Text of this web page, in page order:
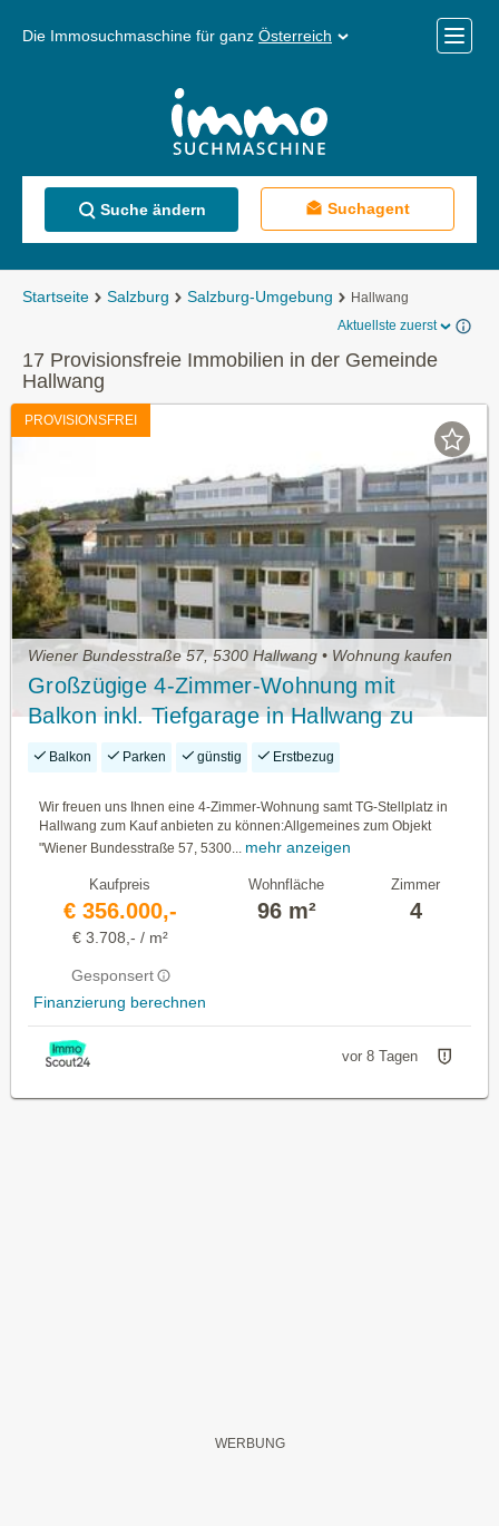
Die Immosuchmaschine für ganz Österreich
Menü
Suche ändern Suchagent
Startseite Salzburg Salzburg-Umgebung
Hallwang
Aktuellste zuerst
17 Provisionsfreie Immobilien in der Gemeinde
Hallwang
PROVISIONSFREI
Wiener Bundesstraße 57, 5300 Hallwang • Wohnung kaufen
Großzügige 4-Zimmer-Wohnung mit
Balkon inkl. Tiefgarage in Hallwang zu
verkaufen
Balkon Parken günstig Erstbezug
Wir freuen uns Ihnen eine 4-Zimmer-Wohnung samt TG-Stellplatz in
Hallwang zum Kauf anbieten zu können:Allgemeines zum Objekt
"Wiener Bundesstraße 57, 5300...
mehr anzeigen
Kaufpreis
€ 356.000,-
€ 3.708,- / m²
Gesponsert
Finanzierung berechnen
Wohnfläche
96 m²
Zimmer
4
vor 8 Tagen